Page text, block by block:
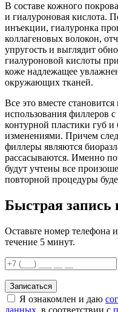
В составе кожного
и гиалуроновая кислота.
инъекции, гиалуронка
коллагеновых волокон,
упругость и выглядит
гиалуроновой кислоты
коже надлежащее
окружающих тканей.
Все это вместе
использования филлеров
контурной пластики губ
изменениями. Причем
филлеры являются
рассасываются. Именно
будут учтены все
повторной процедуры
Быстрая запись
Оставьте номер телефона
течение 5 минут.
Записаться
Я ознакомлен и даю
данных , в соответствии с